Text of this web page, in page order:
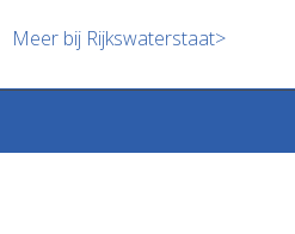
Meer bij Rijkswaterstaat>